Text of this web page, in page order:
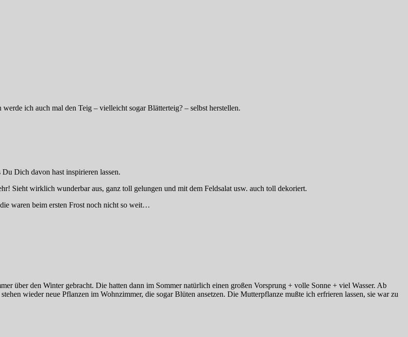
ich auch mal den Teig – vielleicht sogar Blätterteig? – selbst herstellen.
Dich davon hast inspirieren lassen.
Sieht wirklich wunderbar aus, ganz toll gelungen und mit dem Feldsalat usw. auch toll dekoriert.
waren beim ersten Frost noch nicht so weit…
über den Winter gebracht. Die hatten dann im Sommer natürlich einen großen Vorsprung + volle Sonne + viel Wasser. Ab
wieder neue Pflanzen im Wohnzimmer, die sogar Blüten ansetzen. Die Mutterpflanze mußte ich erfrieren lassen, sie war zu